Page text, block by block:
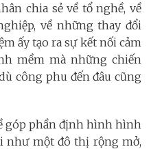
chia sẻ về tổ nghề, về
về những thay đổi
ấy tạo ra sự kết nối cảm
mềm mà những chiến
công phu đến đâu cũng
góp phần định hình hình
như một đô thị rộng mở,